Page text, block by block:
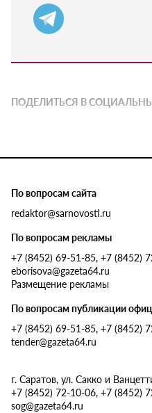
ПОДЕЛИТЬСЯ В
По вопросам сайта
redaktor@sarnovosti.ru
По вопросам рекламы
+7 (8452) 69-51-85, +7 (8452)
eborisova@gazeta64.ru
Размещение рекламы
По вопросам публикации
+7 (8452) 69-51-85, +7 (8452)
tender@gazeta64.ru
г. Саратов, ул. Сакко и
+7 (8452) 72-10-06, +7 (8452)
sog@gazeta64.ru